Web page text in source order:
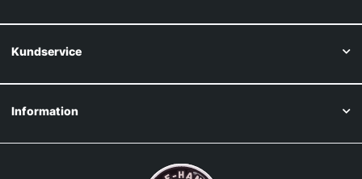
Kundservice
Information